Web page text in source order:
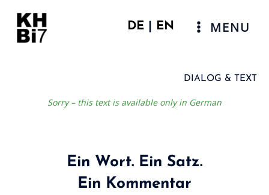
content
DE| EN
Main
MENU
DIALOG & TEXT
Sorry – this text is available only in German
Ein Wort. Ein Satz.
Ein Kommentar